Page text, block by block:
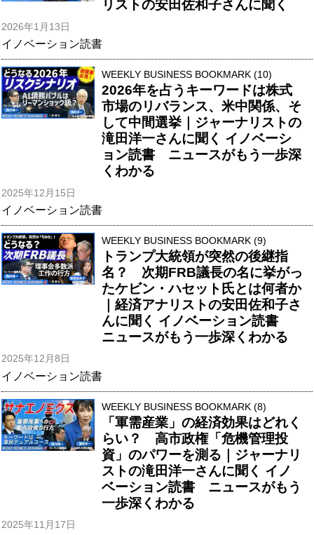
リストの安田佐和子さんに聞く
2026年1月13日
イノベーション読書
WEEKLY BUSINESS BOOKMARK (10)
2026年を占うキーワードは株式
市場のリバランス、米中関係、そ
して中間選挙｜ジャーナリストの
滝田洋一さんに聞く イノベーシ
ョン読書 ニュースがもう一歩深
くわかる
2025年12月15日
イノベーション読書
WEEKLY BUSINESS BOOKMARK (9)
トランプ大統領が突然の後継指
名？ 次期FRB議長の名に挙がっ
たケビン・ハセット氏とは何者か
｜経済アナリストの安田佐和子さ
んに聞く イノベーション読書
ニュースがもう一歩深くわかる
2025年12月8日
イノベーション読書
WEEKLY BUSINESS BOOKMARK (8)
「軍需産業」の経済効果はどれく
らい？ 高市政権「危機管理投
資」のパワーを測る｜ジャーナリ
ストの滝田洋一さんに聞く イノ
ベーション読書 ニュースがもう
一歩深くわかる
2025年11月17日